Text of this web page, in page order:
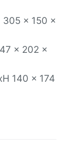
305 x 150 x
x 202 x
140 x 174